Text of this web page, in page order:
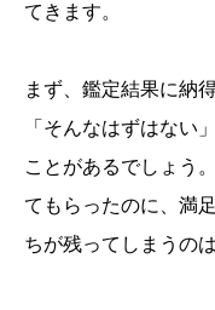
てきます。
まず、鑑定結果に納
「そんなはずはない
ことがあるでしょう
てもらったのに、満
ちが残ってしまうの